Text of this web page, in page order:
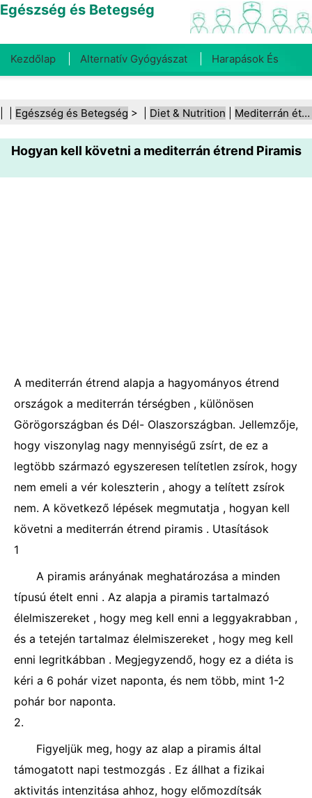
Egészség és Betegség
Kezdőlap Alternatív Gyógyászat Harapások És
Fogegészség Diéta És Táplálkozás Családi
Egészség Egészségügyi Ágazat Mentális Egészség
Közegészségügy És Biztonság Sebészet És
Egészség és Betegség > | Diet & Nutrition Mediterrán étrend
Hogyan kell követni a mediterrán étrend Piramis
A mediterrán étrend alapja a hagyományos étrend
országok a mediterrán térségben , különösen
Görögországban és Dél- Olaszországban. Jellemzője,
hogy viszonylag nagy mennyiségű zsírt, de ez a
legtöbb származó egyszeresen telítetlen zsírok, hogy
nem emeli a vér koleszterin , ahogy a telített zsírok
nem. A következő lépések megmutatja , hogyan kell
követni a mediterrán étrend piramis . Utasítások
1
A piramis arányának meghatározása a minden
típusú ételt enni . Az alapja a piramis tartalmazó
élelmiszereket , hogy meg kell enni a leggyakrabban ,
és a tetején tartalmaz élelmiszereket , hogy meg kell
enni legritkábban . Megjegyzendő, hogy ez a diéta is
kéri a 6 pohár vizet naponta, és nem több, mint 1-2
pohár bor naponta.
2.
Figyeljük meg, hogy az alap a piramis által
támogatott napi testmozgás . Ez állhat a fizikai
aktivitás intenzitása ahhoz, hogy előmozdítsák